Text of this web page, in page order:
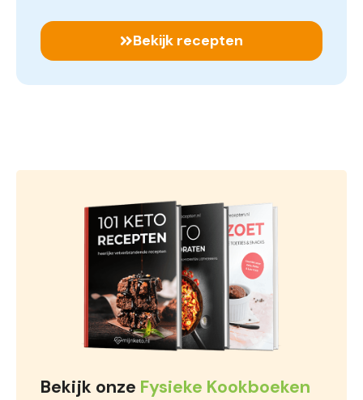
Bekijk recepten
Bekijk onze Fysieke Kookboeken